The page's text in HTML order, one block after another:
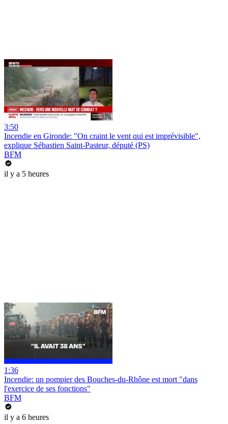
3:50
Incendie en Gironde: "On craint le vent qui est imprévisible",
explique Sébastien Saint-Pasteur, député (PS)
BFM
il y a 5 heures
1:36
Incendie: un pompier des Bouches-du-Rhône est mort "dans
l'exercice de ses fonctions"
BFM
il y a 6 heures